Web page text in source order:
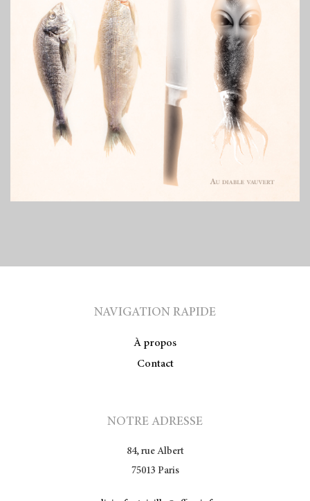
NAVIGATION RAPIDE
À propos
Contact
NOTRE ADRESSE
84, rue Albert
75013 Paris